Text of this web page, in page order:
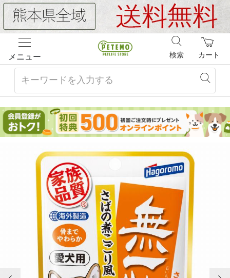
メニュー カート
検索
前の画像